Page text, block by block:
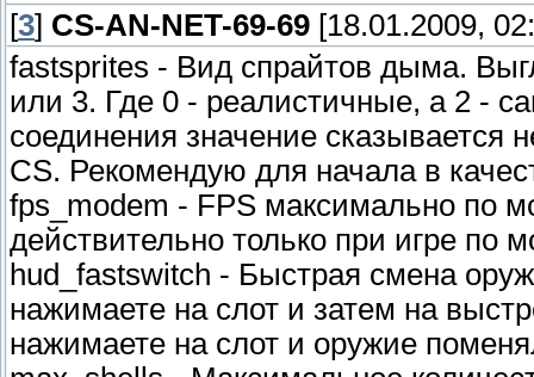
[3] CS-AN-NET-69-69 [18.01.2009,
fastsprites - Вид спрайтов дыма.
или 3. Где 0 - реалистичные, а 2 -
соединения значение сказывается
CS. Рекомендую для начала в
fps_modem - FPS максимально по
действительно только при игре по
hud_fastswitch - Быстрая смена
нажимаете на слот и затем на
нажимаете на слот и оружие